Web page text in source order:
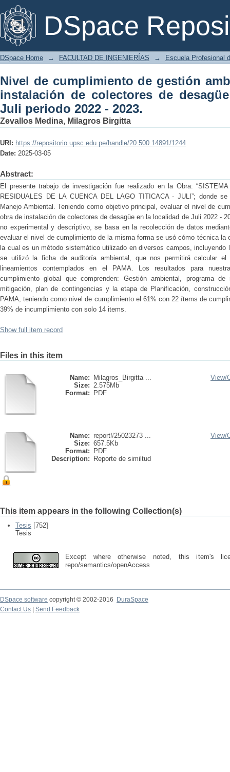
DSpace
Nivel de cumplimiento de
colectores de desagüe en la localidad
DSpace Home → FACULTAD DE INGENIERÍAS → Escuela Profesional
Nivel de cumplimiento de gestión
instalación de colectores de
Juli periodo 2022 - 2023.
Zevallos Medina, Milagros Birgitta
URI: https://repositorio.upsc.edu.pe/handle/20.500.14891/1244
Date: 2025-03-05
Abstract:
El presente trabajo de investigación fue realizado en la Obra:
RESIDUALES DE LA CUENCA DEL LAGO TITICACA - JULI”; donde
Manejo Ambiental. Teniendo como objetivo principal, evaluar el nivel de
obra de instalación de colectores de desagüe en la localidad de Juli 2022 -
no experimental y descriptivo, se basa en la recolección de datos
evaluar el nivel de cumplimiento de la misma forma se usó cómo técnica la
la cual es un método sistemático utilizado en diversos campos,
se utilizó la ficha de auditoría ambiental, que nos permitirá calcular
lineamientos contemplados en el PAMA. Los resultados para
cumplimiento global que comprenden: Gestión ambiental, programa
mitigación, plan de contingencias y la etapa de Planificación,
PAMA, teniendo como nivel de cumplimiento el 61% con 22 ítems de
39% de incumplimiento con solo 14 items.
Show full item record
Files in this item
Name:
Milagros_Birgitta ...
Size: 2.575Mb
Format:
PDF
View/
Name: report#25023273 ...
Size: 657.5Kb
Format:
PDF
Description:
Reporte de similtud
View/
This item appears in the following Collection(s)
Tesis [752]
Tesis
Except where otherwise noted, this item's
repo/semantics/openAccess
DSpace software copyright © 2002-2016
DuraSpace
Contact Us
Send Feedback